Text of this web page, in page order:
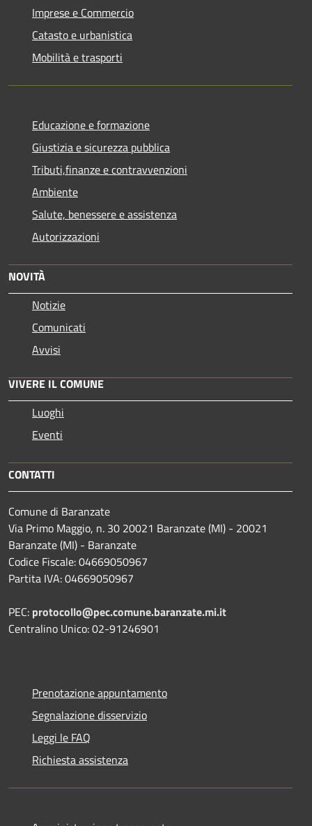
Imprese e Commercio
Catasto e urbanistica
Mobilità e trasporti
Educazione e formazione
Giustizia e sicurezza pubblica
Tributi,finanze e contravvenzioni
Ambiente
Salute, benessere e assistenza
Autorizzazioni
NOVITÀ
Notizie
Comunicati
Avvisi
VIVERE IL COMUNE
Luoghi
Eventi
CONTATTI
Comune di Baranzate
Via Primo Maggio, n. 30 20021 Baranzate (MI) - 20021
Baranzate (MI) - Baranzate
Codice Fiscale: 04669050967
Partita IVA: 04669050967
PEC: protocollo@pec.comune.baranzate.mi.it
Centralino Unico: 02-91246901
Prenotazione appuntamento
Segnalazione disservizio
Leggi le FAQ
Richiesta assistenza